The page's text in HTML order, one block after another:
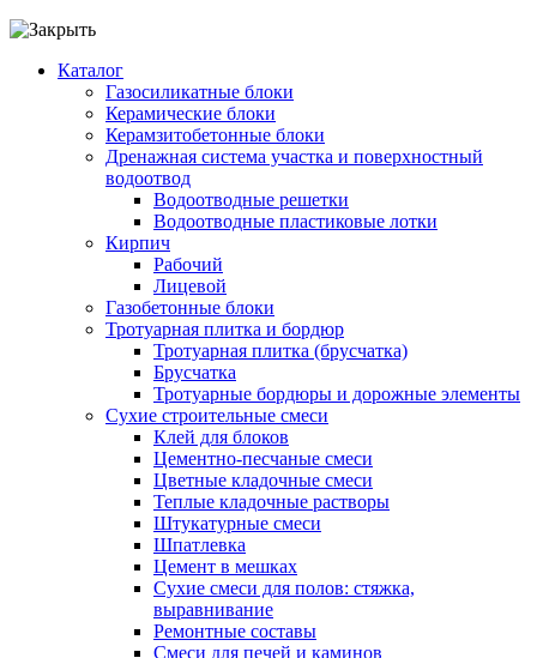
Каталог
Газосиликатные блоки
Керамические блоки
Керамзитобетонные блоки
Дренажная система участка и поверхностный
водоотвод
Водоотводные решетки
Водоотводные пластиковые лотки
Кирпич
Рабочий
Лицевой
Газобетонные блоки
Тротуарная плитка и бордюр
Тротуарная плитка (брусчатка)
Брусчатка
Тротуарные бордюры и дорожные элементы
Сухие строительные смеси
Клей для блоков
Цементно-песчаные смеси
Цветные кладочные смеси
Теплые кладочные растворы
Штукатурные смеси
Шпатлевка
Цемент в мешках
Сухие смеси для полов: стяжка,
выравнивание
Ремонтные составы
Смеси для печей и каминов